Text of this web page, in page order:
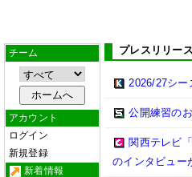
チーム
アカウント
ログイン
新規登録
新着情報
プレスリリース
2026/27シー
公開練習の
関西テレビ
のインタビュー